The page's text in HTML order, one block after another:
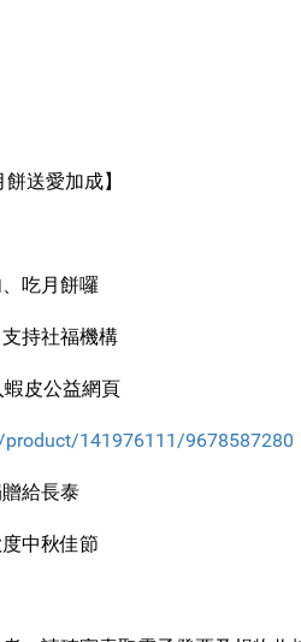
餅送愛加成】
吃月餅囉
持社福機構
皮公益網頁
141976111/9678587280
給長泰
中秋佳節